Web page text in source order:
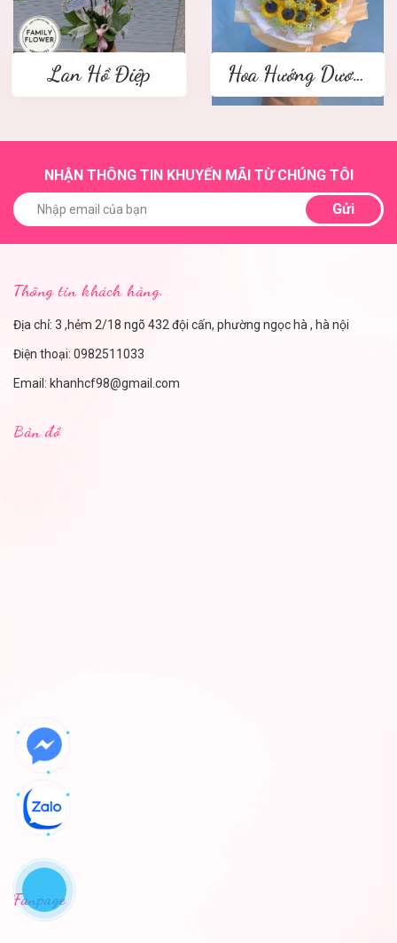
Lan Hồ Điệp Hoa Hướng Dương
NHẬN THÔNG TIN KHUYẾN MÃI TỪ CHÚNG TÔI
Gửi
Thông tin khách hàng.
Địa chỉ: 3 ,hẻm 2/18 ngõ 432 đội cấn, phường ngọc hà , hà nội
Điện thoại: 0982511033
Email: khanhcf98@gmail.com
Bản đồ
Fanpage